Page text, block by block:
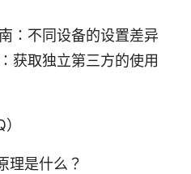
：不同设备的设置差异
获取独立第三方的使用
理是什么？